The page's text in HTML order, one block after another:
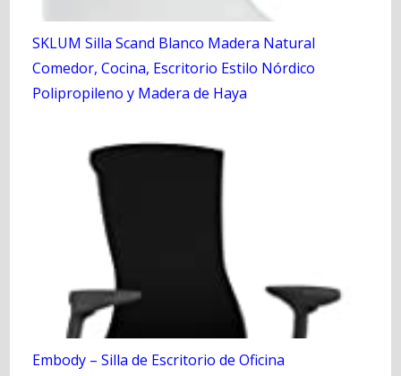
SKLUM Silla Scand Blanco Madera Natural
Comedor, Cocina, Escritorio Estilo Nórdico
Polipropileno y Madera de Haya
Embody – Silla de Escritorio de Oficina